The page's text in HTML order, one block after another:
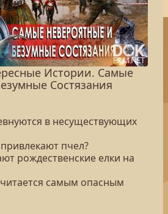
Истории. Самые
Состязания
в несуществующих
пчел?
рождественские елки на
самым опасным